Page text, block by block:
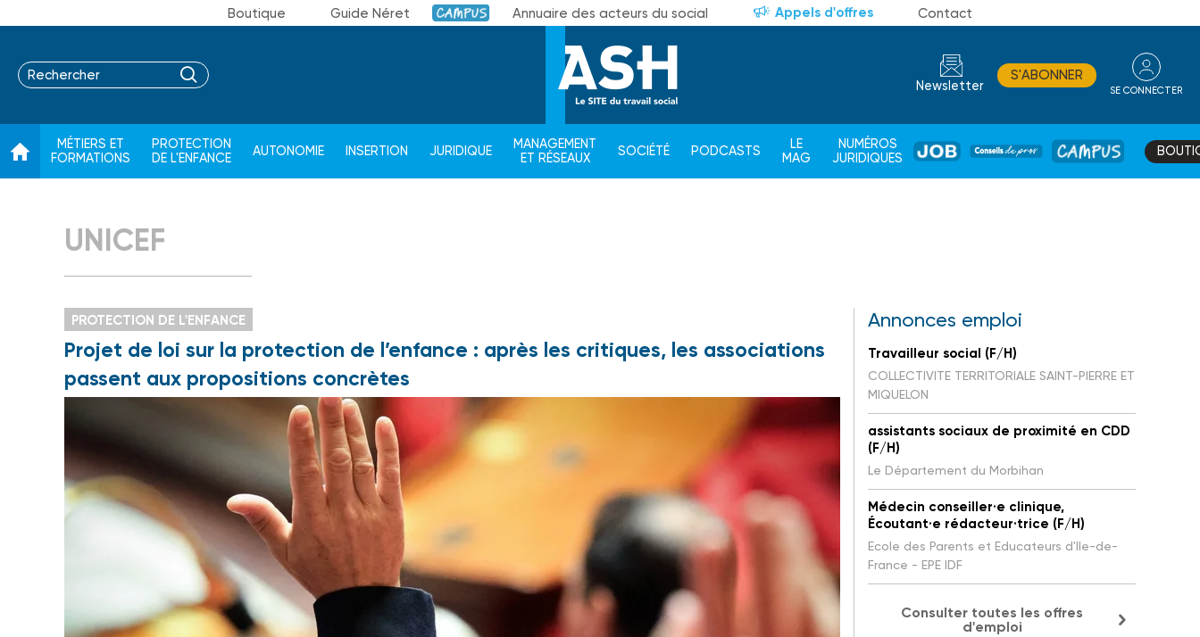
Boutique Guide Néret Campus Annuaire des acteurs du social Appels d'offres Contact
Newsletter
S'ABONNER
SE CONNECTER
MÉTIERS ET
FORMATIONS
PROTECTION
DE L'ENFANCE
AUTONOMIE INSERTION JURIDIQUE
MANAGEMENT
ET RÉSEAUX
SOCIÉTÉ PODCASTS
LE
MAG
NUMÉROS
JURIDIQUES
JOB
DE
CAMPUS
UNICEF
PROTECTION DE L'ENFANCE
Projet de loi sur la protection de l’enfance : après les critiques, les associations
passent aux propositions concrètes
Annonces emploi
Travailleur social (F/H)
COLLECTIVITE TERRITORIALE SAINT-PIERRE ET
MIQUELON
assistants sociaux de proximité en CDD
(F/H)
Le Département du Morbihan
Médecin conseiller·e clinique,
Écoutant·e rédacteur·trice (F/H)
Ecole des Parents et Educateurs d'Ile-de-
France - EPE IDF
Consulter toutes les offres
d'emploi